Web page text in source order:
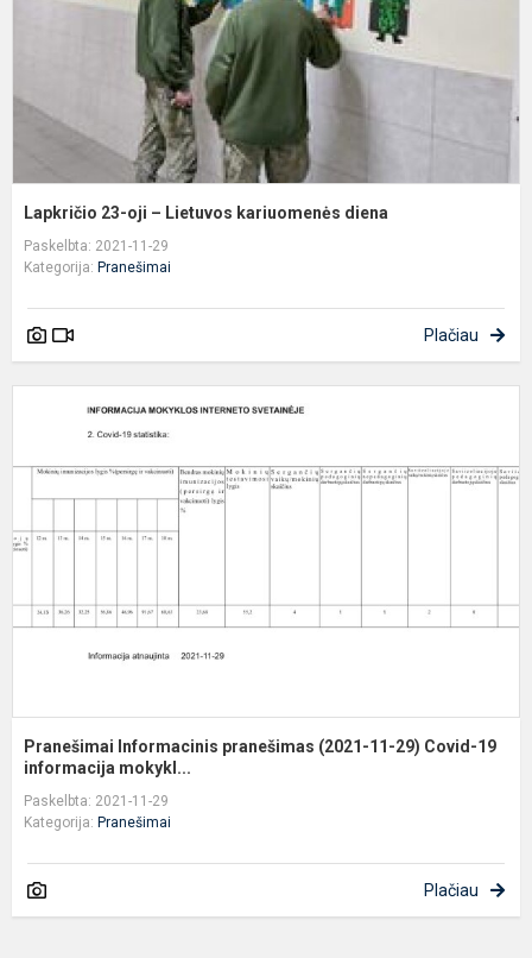
Lapkričio 23-oji – Lietuvos kariuomenės diena
Paskelbta: 2021-11-29
Kategorija: Pranešimai
Plačiau
Pranešimai Informacinis pranešimas (2021-11-29) Covid-19
informacija mokykl...
Paskelbta: 2021-11-29
Kategorija: Pranešimai
Plačiau